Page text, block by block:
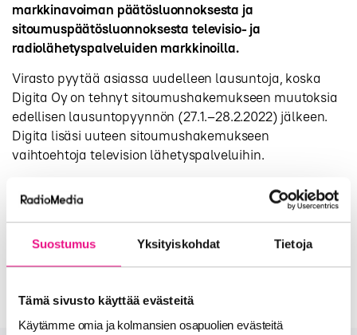
Suostumus Yksityiskohdat Tietoja
Tämä sivusto käyttää evästeitä
Käytämme omia ja kolmansien osapuolien evästeitä
markkinavoiman päätösluonnoksesta ja
sitoumuspäätösluonnoksesta televisio- ja
radiolähetyspalveluiden markkinoilla.
Virasto pyytää asiassa uudelleen lausuntoja, koska
Digita Oy on tehnyt sitoumushakemukseen muutoksia
edellisen lausuntopyynnön (27.1.–28.2.2022) jälkeen.
Digita lisäsi uuteen sitoumushakemukseen
vaihtoehtoja television lähetyspalveluihin.
Lausunnot pyydetään toimittamaan 23.9.2022
mennessä sähköpostitse osoitteeseen
kirjaamo@traficom.fi.
Asiakirjat ja lisätietoa löytyy tästä linkistä